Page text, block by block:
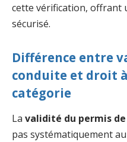
cette vérification, offrant
sécurisé.
Différence entre
conduite et droit
catégorie
La validité du permis
pas systématiquement